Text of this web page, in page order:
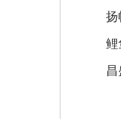
扬帆
鲤鱼
昌盛